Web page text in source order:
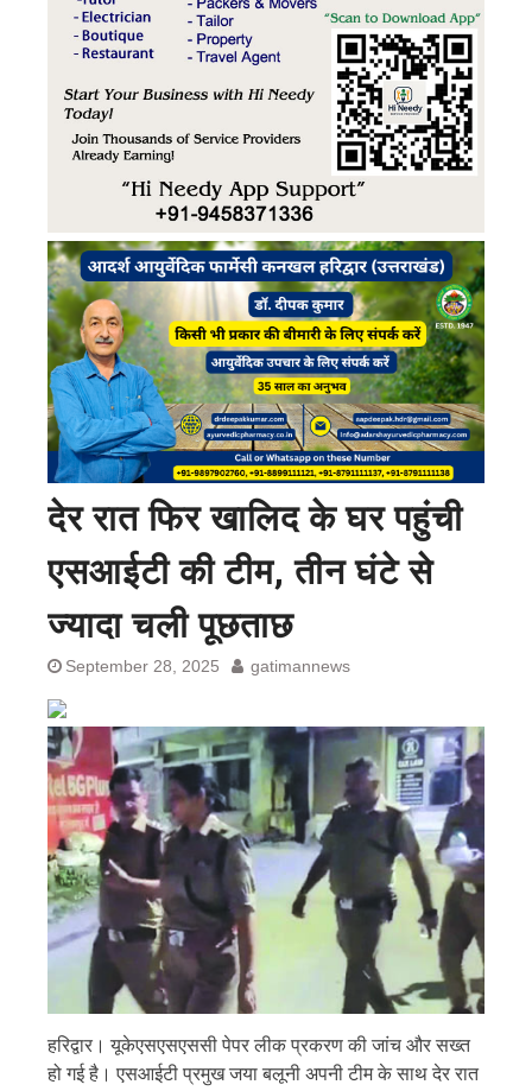
देर रात फिर खालिद के घर पहुंची
एसआईटी की टीम, तीन घंटे से
ज्यादा चली पूछताछ
September 28, 2025 gatimannews
हरिद्वार। यूकेएसएसएससी पेपर लीक प्रकरण की जांच और सख्त
हो गई है। एसआईटी प्रमुख जया बलूनी अपनी टीम के साथ देर रात